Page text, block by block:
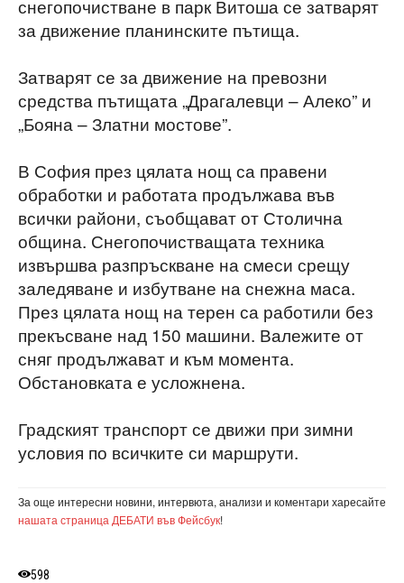
снегопочистване в парк Витоша се затварят
за движение планинските пътища.
Затварят се за движение на превозни
средства пътищата „Драгалевци – Алеко” и
„Бояна – Златни мостове”.
В София през цялата нощ са правени
обработки и работата продължава във
всички райони, съобщават от Столична
община. Снегопочистващата техника
извършва разпръскване на смеси срещу
заледяване и избутване на снежна маса.
През цялата нощ на терен са работили без
прекъсване над 150 машини. Валежите от
сняг продължават и към момента.
Обстановката е усложнена.
Градският транспорт се движи при зимни
условия по всичките си маршрути.
За още интересни новини, интервюта, анализи и коментари харесайте
нашата страница ДЕБАТИ във Фейсбук!
598